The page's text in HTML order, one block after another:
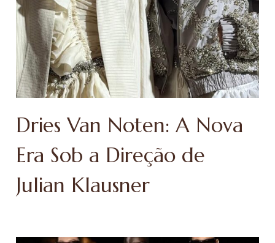
Dries Van Noten: A Nova
Era Sob a Direção de
Julian Klausner